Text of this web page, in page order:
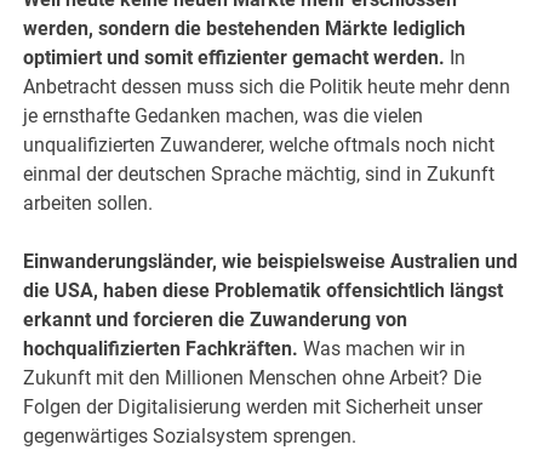
werden, sondern die bestehenden Märkte lediglich
optimiert und somit effizienter gemacht werden. In
Anbetracht dessen muss sich die Politik heute mehr denn
je ernsthafte Gedanken machen, was die vielen
unqualifizierten Zuwanderer, welche oftmals noch nicht
einmal der deutschen Sprache mächtig, sind in Zukunft
arbeiten sollen.
Einwanderungsländer, wie beispielsweise Australien und
die USA, haben diese Problematik offensichtlich längst
erkannt und forcieren die Zuwanderung von
hochqualifizierten Fachkräften. Was machen wir in
Zukunft mit den Millionen Menschen ohne Arbeit? Die
Folgen der Digitalisierung werden mit Sicherheit unser
gegenwärtiges Sozialsystem sprengen.